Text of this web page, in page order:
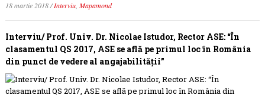
18 martie 2018/Interviu, Mapamond
Interviu/ Prof. Univ. Dr. Nicolae Istudor, Rector ASE: “În
clasamentul QS 2017, ASE se află pe primul loc în România
din punct de vedere al angajabilității”